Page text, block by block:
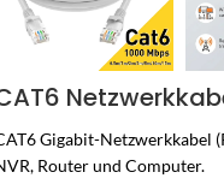
Gigabit-Netzwerkkabel
Router und Computer.